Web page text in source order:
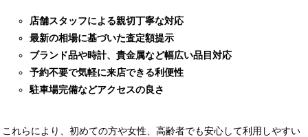
店舗スタッフによる親切丁寧な対応
最新の相場に基づいた査定額提示
ブランド品や時計、貴金属など幅広い品目対応
予約不要で気軽に来店できる利便性
駐車場完備などアクセスの良さ
これらにより、初めての方や女性、高齢者でも安心して利用しやすい